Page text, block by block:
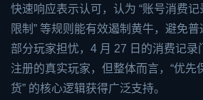
快速响应表示认可，认为 “账号消费记
限制” 等规则能有效遏制黄牛，避免
部分玩家担忧，4 月 27 日的消费记录
注册的真实玩家，但整体而言，“优先
货” 的核心逻辑获得广泛支持。